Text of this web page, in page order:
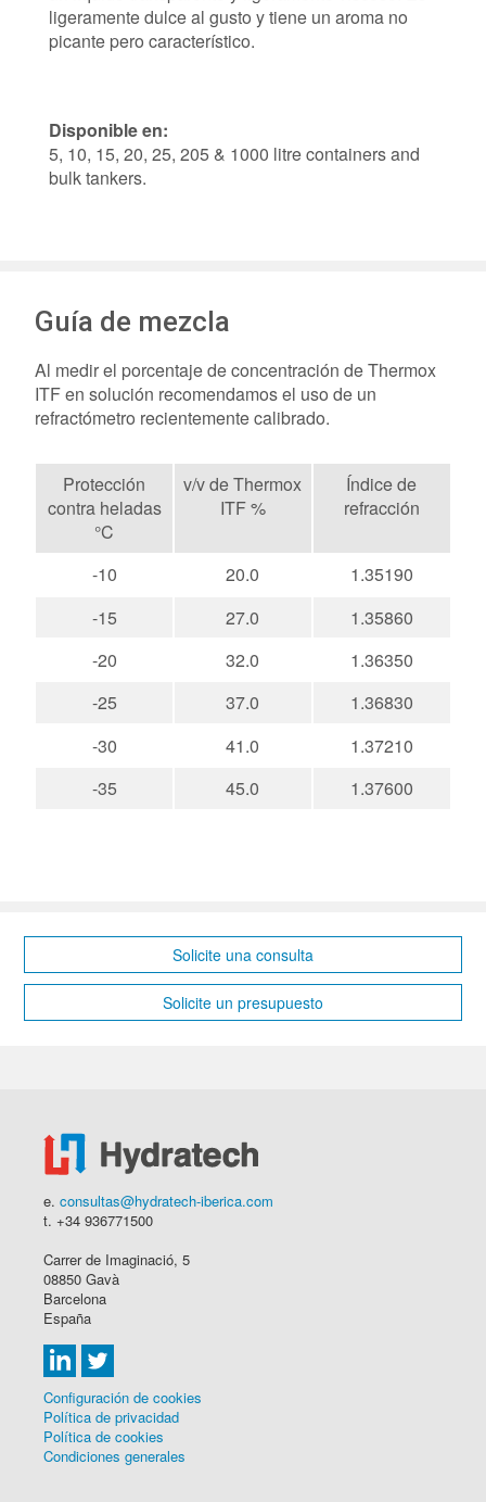
ligeramente dulce al gusto y tiene un aroma no
picante pero característico.
Disponible en:
5, 10, 15, 20, 25, 205 & 1000 litre containers and
bulk tankers.
Guía de mezcla
Al medir el porcentaje de concentración de Thermox
ITF en solución recomendamos el uso de un
refractómetro recientemente calibrado.
Protección
contra heladas
°C
v/v de Thermox
ITF %
Índice de
refracción
-10 20.0
1.35190
-15
27.0
1.35860
-20
32.0
1.36350
-25
37.0
1.36830
-30
41.0
1.37210
-35
45.0 1.37600
Solicite una consulta
Solicite un presupuesto
e. consultas@hydratech-iberica.com
t. +34 936771500
Carrer de Imaginació, 5
08850 Gavà
Barcelona
España
Configuración de cookies
Política de privacidad
Política de cookies
Condiciones generales